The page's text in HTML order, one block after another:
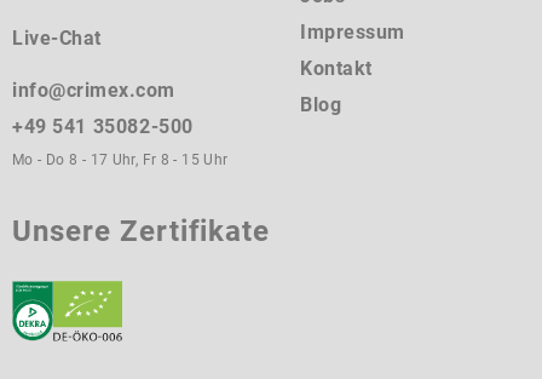
Live-Chat
info@crimex.com
+49 541 35082-500
Mo - Do 8 - 17 Uhr, Fr 8 - 15 Uhr
Impressum
Kontakt
Blog
Unsere Zertifikate